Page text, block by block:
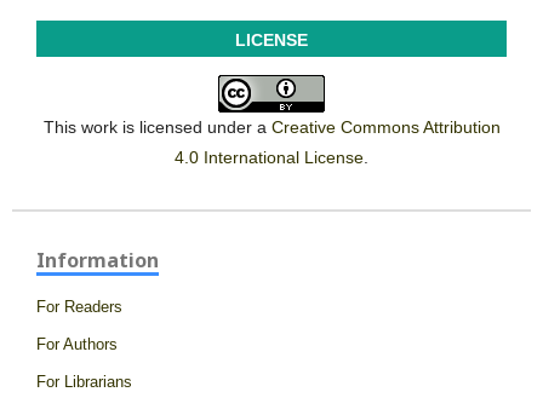
LICENSE
This work is licensed under a Creative Commons Attribution
4.0 International License.
Information
For Readers
For Authors
For Librarians